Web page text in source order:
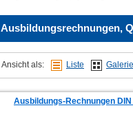
Ausbildungsrechnungen,
Ansicht als: Liste Galerie
Ausbildungs-Rechnungen